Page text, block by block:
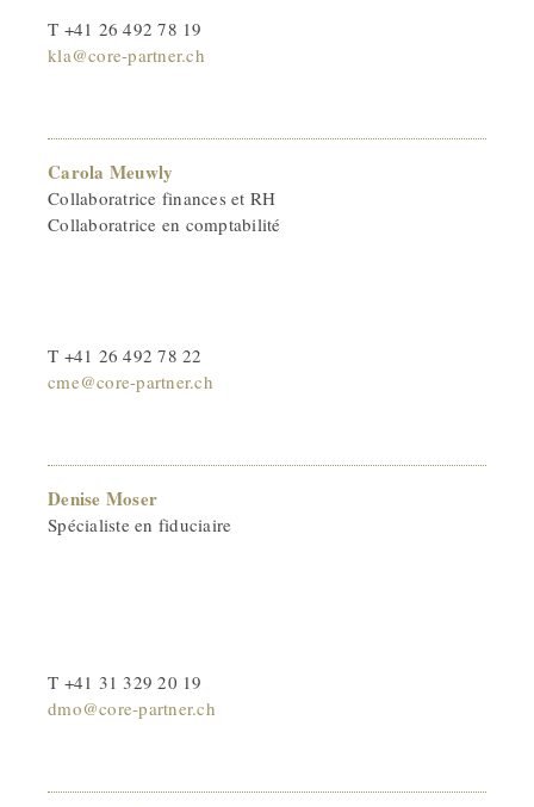
T +41 26 492 78 19
kla@core-partner.ch
Carola Meuwly
Collaboratrice finances et RH
Collaboratrice en comptabilité
T +41 26 492 78 22
cme@core-partner.ch
Denise Moser
Spécialiste en fiduciaire
T +41 31 329 20 19
dmo@core-partner.ch